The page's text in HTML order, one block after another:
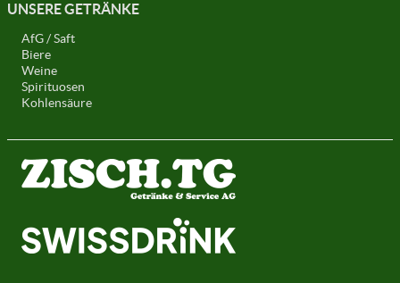
UNSERE GETRÄNKE
AfG / Saft
Biere
Weine
Spirituosen
Kohlensäure